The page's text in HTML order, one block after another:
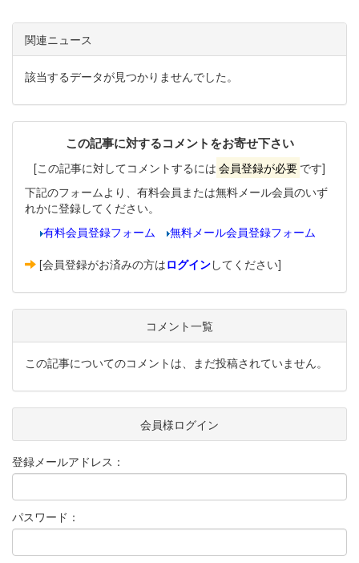
関連ニュース
該当するデータが見つかりませんでした。
この記事に対するコメントをお寄せ下さい
[この記事に対してコメントするには 会員登録が必要 です]
下記のフォームより、有料会員または無料メール会員のいず
れかに登録してください。
有料会員登録フォーム
無料メール会員登録フォーム
[会員登録がお済みの方はログインしてください]
コメント一覧
この記事についてのコメントは、まだ投稿されていません。
会員様ログイン
登録メールアドレス：
パスワード：